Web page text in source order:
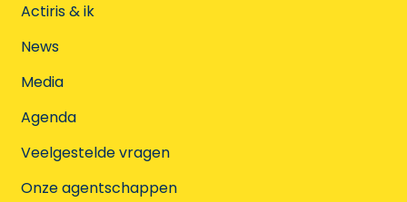
Actiris & ik
News
Media
Agenda
Veelgestelde vragen
Onze agentschappen